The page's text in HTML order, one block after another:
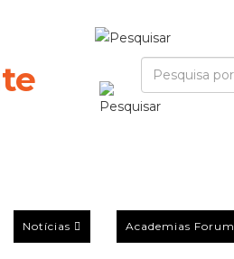
Notícias Academias Forum